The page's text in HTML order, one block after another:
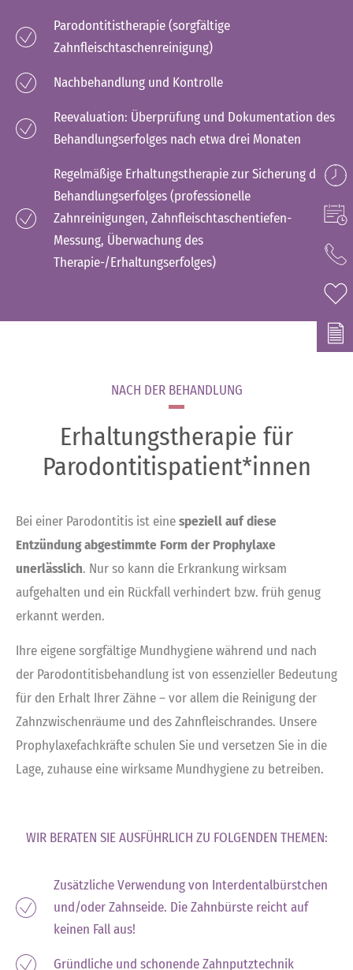
Parodontitistherapie (sorgfältige
Zahnfleischtaschenreinigung)
Nachbehandlung und Kontrolle
Reevaluation: Überprüfung und Dokumentation des
Behandlungserfolges nach etwa drei Monaten
Regelmäßige Erhaltungstherapie zur Sicherung des
Behandlungserfolges (professionelle
Zahnreinigungen, Zahnfleischtaschentiefen-
Messung, Überwachung des
Therapie-/Erhaltungserfolges)
NACH DER BEHANDLUNG
Erhaltungstherapie für
Parodontitispatient*innen
Bei einer Parodontitis ist einespeziell auf diese
Entzündung abgestimmte Form der Prophylaxe
unerlässlich. Nur so kann die Erkrankung wirksam
aufgehalten und ein Rückfall verhindert bzw. früh genug
erkannt werden.
Ihre eigene sorgfältige Mundhygiene während und nach
der Parodontitisbehandlung ist von essenzieller Bedeutung
für den Erhalt Ihrer Zähne – vor allem die Reinigung der
Zahnzwischenräume und des Zahnfleischrandes. Unsere
Prophylaxefachkräfte schulen Sie und versetzen Sie in die
Lage, zuhause eine wirksame Mundhygiene zu betreiben.
WIR BERATEN SIE AUSFÜHRLICH ZU FOLGENDEN THEMEN:
Zusätzliche Verwendung von Interdentalbürstchen
und/oder Zahnseide. Die Zahnbürste reicht auf
keinen Fall aus!
Gründliche und schonende Zahnputztechnik